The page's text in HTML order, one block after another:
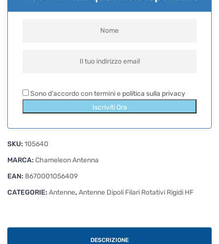
Sono d'accordo con termini e politica sulla privacy
Iscriviti Ora
SKU: 105640
MARCA: Chameleon Antenna
EAN: 8670001056409
CATEGORIE: Antenne, Antenne Dipoli Filari Rotativi Rigidi HF
DESCRIZIONE